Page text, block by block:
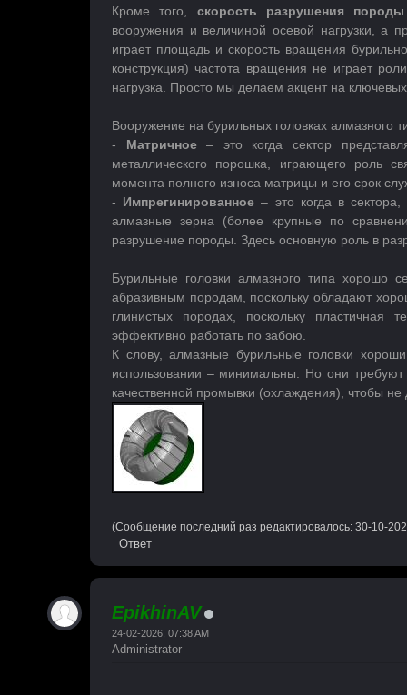
Кроме того, скорость разрушения
вооружения и величиной осевой нагрузки, а
играет площадь и скорость вращения
конструкция) частота вращения не играет
нагрузка. Просто мы делаем акцент на
Вооружение на бурильных головках алмазного
- Матричное– это когда сектор
металлического порошка, играющего роль
момента полного износа матрицы и его срок
- Импрегинированное – это когда в
алмазные зерна (более крупные по
разрушение породы. Здесь основную роль в
Бурильные головки алмазного типа хорошо
абразивным породам, поскольку обладают
глинистых породах, поскольку пластичная
эффективно работать по забою.
К слову, алмазные бурильные головки
использовании – минимальны. Но они
качественной промывки (охлаждения), чтобы не
(Сообщение последний раз редактировалось: 30-10-
Ответ
EpikhinAV
24-02-2026, 07:38 AM
Administrator